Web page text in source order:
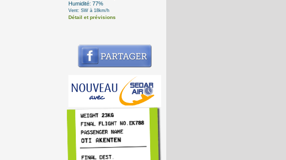
Humidité: 77%
Vent: SW à 18km/h
Détail et prévisions